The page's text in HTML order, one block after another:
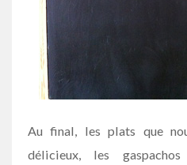
Au final, les plats que
délicieux, les